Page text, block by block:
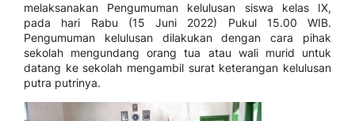
melaksanakan Pengumuman kelulusan siswa kelas IX,
pada hari Rabu (15 Juni 2022) Pukul 15.00 WIB.
Pengumuman kelulusan dilakukan dengan cara pihak
sekolah mengundang orang tua atau wali murid untuk
datang ke sekolah mengambil surat keterangan kelulusan
putra putrinya.